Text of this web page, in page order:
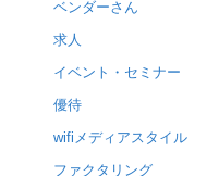
ベンダーさん
求人
イベント・セミナー
優待
wifiメディアスタイル
ファクタリング